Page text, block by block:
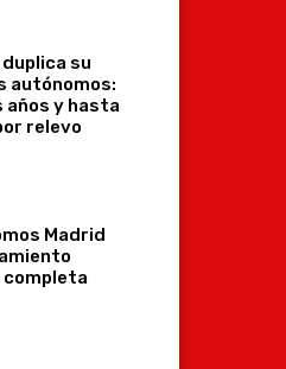
su
autónomos:
años y hasta
relevo
Madrid
completa